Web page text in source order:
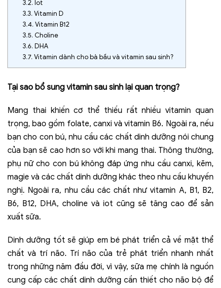
3.2. Iot
3.3. Vitamin D
3.4. Vitamin B12
3.5. Choline
3.6. DHA
3.7. Vitamin dành cho bà bầu và vitamin sau sinh?
Tại sao bổ sung vitamin sau sinh lại quan trọng?
Mang thai khiến cơ thể thiếu rất nhiều vitamin quan
trọng, bao gồm folate, canxi và vitamin B6. Ngoài ra, nếu
bạn cho con bú, nhu cầu các chất dinh dưỡng nói chung
của bạn sẽ cao hơn so với khi mang thai. Thông thường,
phụ nữ cho con bú không đáp ứng nhu cầu canxi, kẽm,
magie và các chất dinh dưỡng khác theo nhu cầu khuyến
nghị. Ngoài ra, nhu cầu các chất như vitamin A, B1, B2,
B6, B12, DHA, choline và iot cũng sẽ tăng cao để sản
xuất sữa.
Dinh dưỡng tốt sẽ giúp em bé phát triển cả về mặt thể
chất và trí não. Trí não của trẻ phát triển nhanh nhất
trong những năm đầu đời, vì vậy, sữa mẹ chính là nguồn
cung cấp các chất dinh dưỡng cần thiết cho não bộ để